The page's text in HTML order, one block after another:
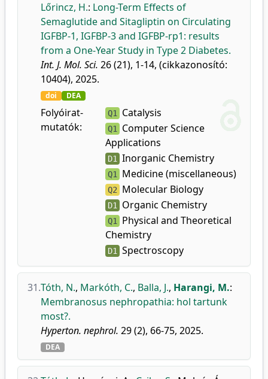
Lőrincz, H.: Long-Term Effects of
Semaglutide and Sitagliptin on Circulating
IGFBP-1, IGFBP-3 and IGFBP-rp1: results
from a One-Year Study in Type 2 Diabetes.
Int. J. Mol. Sci. 26 (21), 1-14, (cikkazonosító:
10404), 2025.
doi DEA
Folyóirat-
mutatók:
Q1 Catalysis
Q1
Computer Science
Applications
D1 Inorganic Chemistry
Q1 Medicine (miscellaneous)
Q2 Molecular Biology
D1 Organic Chemistry
Q1
Physical and Theoretical
Chemistry
D1 Spectroscopy
31.Tóth, N., Markóth, C., Balla, J., Harangi, M.:
Membranosus nephropathia: hol tartunk
most?.
Hyperton. nephrol. 29 (2), 66-75, 2025.
DEA